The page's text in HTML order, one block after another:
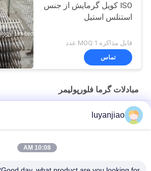
ISO کویل گرمایش از جنس
استنلس استیل
قابل مذاکره MOQ:1 عدد
تماس
مبادلات گرما فلورپولیمر
ISO9001 مبدل حرارتی غوطه وری برای پایان دادن به ترشی فلزluyanjiao
10:08 AM